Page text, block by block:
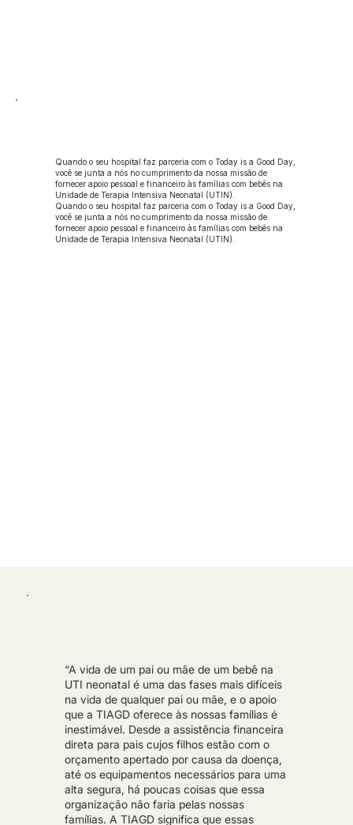
Quando o seu hospital faz parceria com o Today is a Good Day,
você se junta a nós no cumprimento da nossa missão de
fornecer apoio pessoal e financeiro às famílias com bebês na
Unidade de Terapia Intensiva Neonatal (UTIN).
Quando o seu hospital faz parceria com o Today is a Good Day,
você se junta a nós no cumprimento da nossa missão de
fornecer apoio pessoal e financeiro às famílias com bebês na
Unidade de Terapia Intensiva Neonatal (UTIN).
“A vida de um pai ou mãe de um bebê na
UTI neonatal é uma das fases mais difíceis
na vida de qualquer pai ou mãe, e o apoio
que a TIAGD oferece às nossas famílias é
inestimável. Desde a assistência financeira
direta para pais cujos filhos estão com o
orçamento apertado por causa da doença,
até os equipamentos necessários para uma
alta segura, há poucas coisas que essa
organização não faria pelas nossas
famílias. A TIAGD significa que essas